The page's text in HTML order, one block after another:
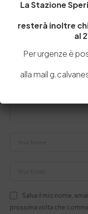
Lascia un
Il tuo indirizzo email non
contrassegnati
Salva il mio nome,
prossima volta che
La Stazione
resterà inoltre
al
Per urgenze è
alla mail